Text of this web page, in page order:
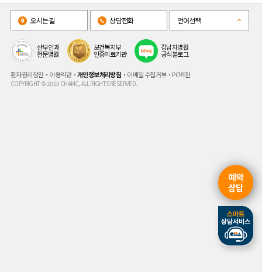
예약
상담
오시는길 상담전화 언어선택
산부인과
전문병원
보건복지부
인증의료기관
강남차병원
공식블로그
환자권리장전 이용약관 개인정보처리방침 이메일 수집거부 PC버전
COPYRIGHT © 2018 CHAMC, ALL RIGHTS RESERVED.